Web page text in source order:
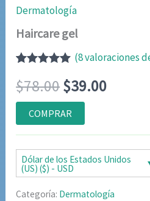
Dermatología
Haircare gel
con5.00de
5 en base a
valoraciones
de clientes
(8valoraciones
$78.00El
precio
original
era:
$78.00.
$39.00El
actual
es:
$39.00.
COMPRAR
Dólar de los Estados Unidos
(US) ($) - USD
Categoría: Dermatología